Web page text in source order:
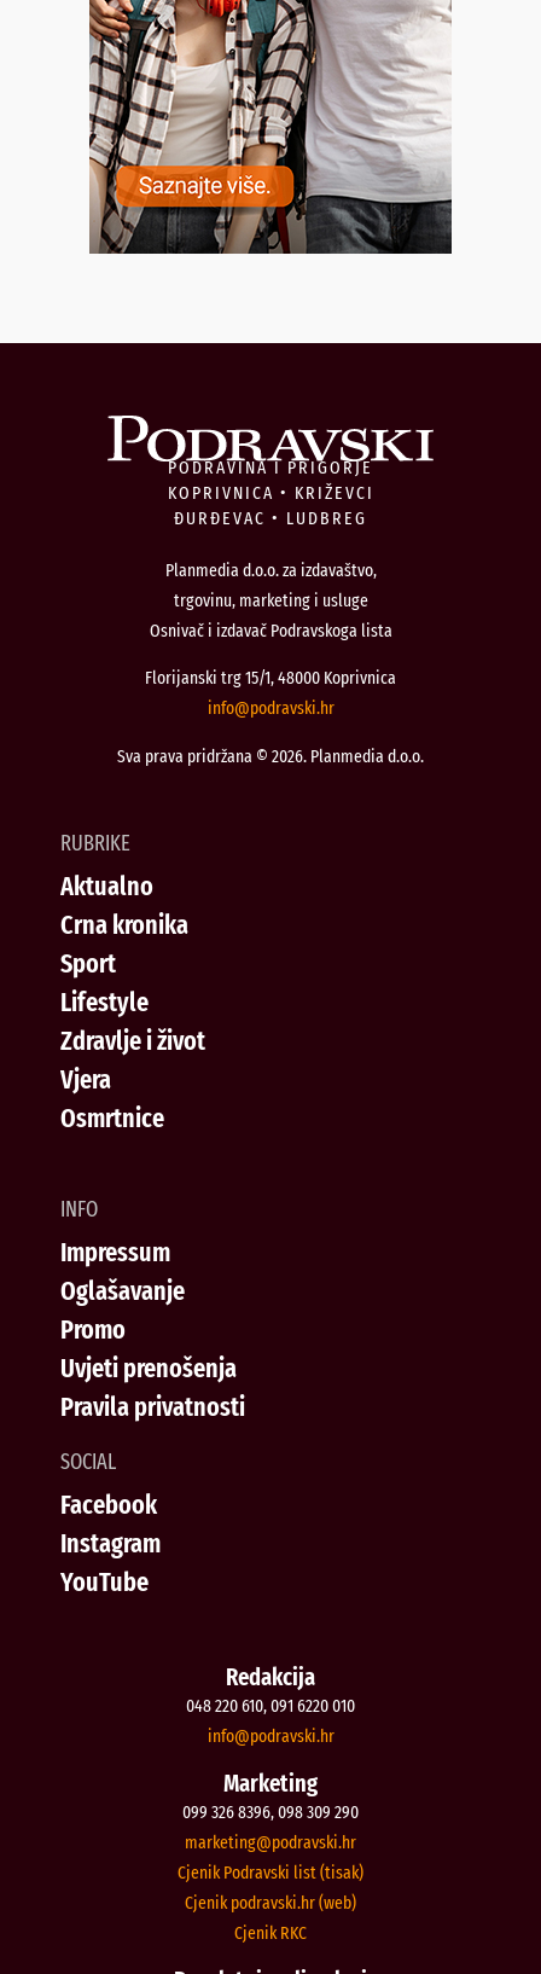
PODRAVINA I PRIGORJE
KOPRIVNICA • KRIŽEVCI
ĐURĐEVAC • LUDBREG
Planmedia d.o.o. za izdavaštvo,
trgovinu, marketing i usluge
Osnivač i izdavač Podravskoga lista
Florijanski trg 15/1, 48000 Koprivnica
rh.iksvardop
@ofni
Sva prava pridržana © 2026. Planmedia d.o.o.
RUBRIKE
Aktualno
Crna kronika
Sport
Lifestyle
Zdravlje i život
Vjera
Osmrtnice
INFO
Impressum
Oglašavanje
Promo
Uvjeti prenošenja
Pravila privatnosti
SOCIAL
Facebook
Instagram
YouTube
Redakcija
048 220 610, 091 6220 010
rh.iksvardop
@ofni
Marketing
099 326 8396, 098 309 290
rh.iksvardop
@gnitekram
Cjenik Podravski list (tisak)
Cjenik podravski.hr (web)
Cjenik RKC